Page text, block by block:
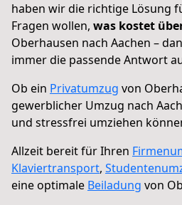
haben wir die richtige Lösung
Fragen wollen, was kostet
Oberhausen nach Aachen –
immer die passende Antwort
Ob ein Privatumzug von
gewerblicher Umzug nach
und stressfrei umziehen
Allzeit bereit für Ihren
Klaviertransport,
eine optimale Beiladung von